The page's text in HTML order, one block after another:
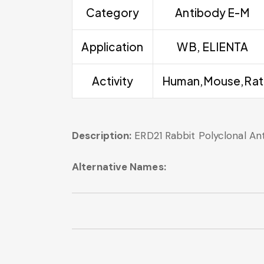
Category Antibody E-M
Application WB, ELIENTA
Activity Human,Mouse,Rat
Description: ERD21 Rabbit Polyclonal
Alternative Names: